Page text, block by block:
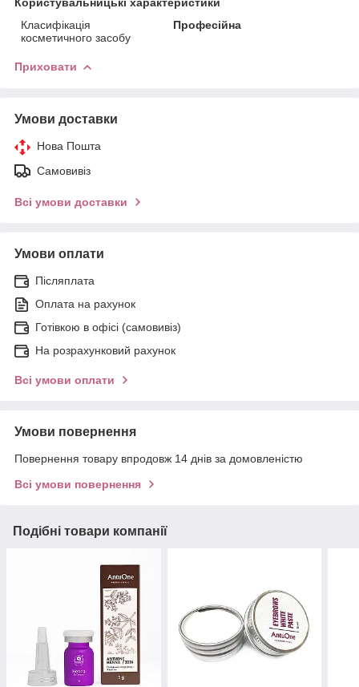
Класифікація
косметичного засобу
Професійна
Приховати
Умови доставки
Нова Пошта
Самовивіз
Всі умови доставки
Умови оплати
Післяплата
Оплата на рахунок
Готівкою в офісі (самовивіз)
На розрахунковий рахунок
Всі умови оплати
Умови повернення
Повернення товару впродовж 14 днів за домовленістю
Всі умови повернення
Подібні товари компанії